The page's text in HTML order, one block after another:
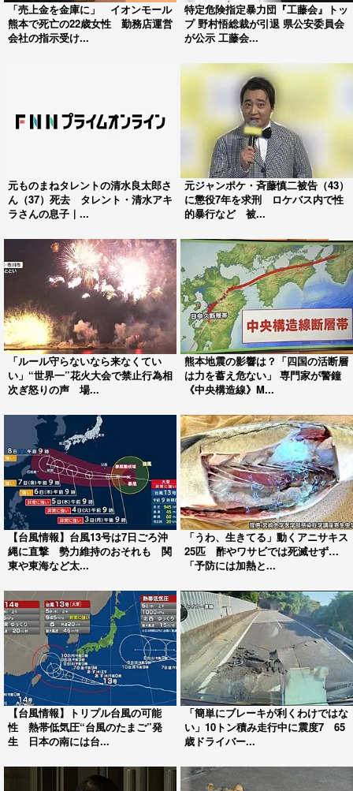
「売上金を金庫に」 イオンモール
熊本で死亡の22歳女性 勤務店運営
会社の指示受け...
特定危険指定暴力団『工藤会』トッ
プ 野村悟総裁が引退 県公安委員会
が公示 工藤会...
元ものまねタレントの清水良太郎さ
ん（37）死去 タレント・清水アキ
ラさんの息子｜...
元ジャンポケ・斉藤慎二被告（43）
に懲役7年を求刑 ロケバス内で性
的暴行など 被...
「ルール守らないなら来なくてい
い」“世界一”花火大会で禁止行為相
次ぎ怒りの声 場...
熊本地震の影響は？「四国の活断層
は力を蓄え危ない」 専門家が警鐘
《中央構造線》M...
【台風情報】台風13号は7日ごろ沖
縄に直撃 勢力維持のおそれも 関
東や東海など太...
「うわ、生きてる」動くアニサキス
25匹 酢やワサビでは死滅せず…
「予防には加熱と...
【台風情報】トリプル台風の可能
性 熱帯低気圧“台風のたまご”発
生 日本の南には台...
「簡単にブレーキが利くわけではな
い」10トン積み走行中に震度7 65
歳ドライバー...